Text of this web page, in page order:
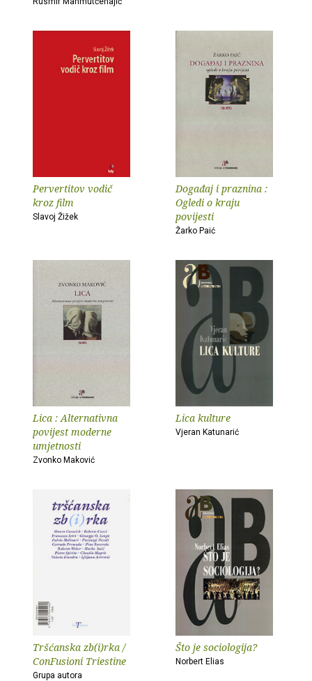
Pervertitov vodič
kroz film
Slavoj Žižek
Događaj i praznina :
Ogledi o kraju
povijesti
Žarko Paić
Lica : Alternativna
povijest moderne
umjetnosti
Zvonko Maković
Lica kulture
Vjeran Katunarić
Tršćanska zb(i)rka /
ConFusioni Triestine
Grupa autora
Što je sociologija?
Norbert Elias